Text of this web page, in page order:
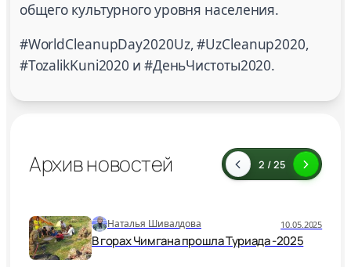
общего культурного уровня населения.
#WorldCleanupDay2020Uz, #UzCleanup2020,
#TozalikKuni2020 и #ДеньЧистоты2020.
Архив новостей 2 / 25
Наталья Шивалдова 10.05.2025
В горах Чимгана прошла Туриада -2025